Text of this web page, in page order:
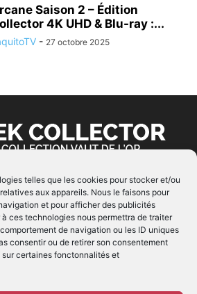
telles que les cookies pour stocker et/ou
aux appareils. Nous le faisons pour
et pour afficher des publicités
ces technologies nous permettra de traiter
de navigation ou les ID uniques
consentir ou de retirer son consentement
certaines fonctonnalités et
Saison 2 – Édition
4K UHD & Blu-ray :...
- 27 octobre 2025
À PROPOS
| Produit parEIMAI| Tous Droits
Réservés